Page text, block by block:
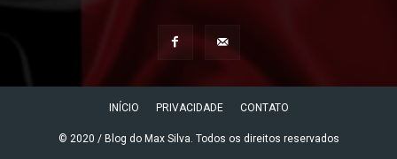
INÍCIO PRIVACIDADE CONTATO
© 2020 / Blog do Max Silva. Todos os direitos reservados